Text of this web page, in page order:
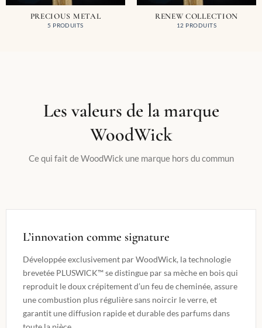
PRECIOUS METAL
5 PRODUITS
RENEW COLLECTION
12 PRODUITS
Les valeurs de la marque
WoodWick
Ce qui fait de WoodWick une marque hors du commun
L’innovation comme signature
Développée exclusivement par WoodWick, la technologie
brevetée PLUSWICK™ se distingue par sa mèche en bois qui
reproduit le doux crépitement d’un feu de cheminée, assure
une combustion plus régulière sans noircir le verre, et
garantit une diffusion rapide et durable des parfums dans